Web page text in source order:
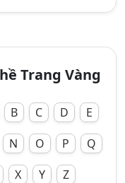
Trang Vàng
B C D
E
N O P
Q
X Y Z